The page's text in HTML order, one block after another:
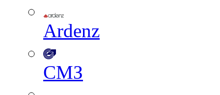
Ardenz
СМЗ